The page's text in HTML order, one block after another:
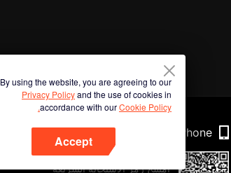
By using the website, you are agreeing to our
Privacy Policyand the use of cookies in
accordance with ourCookie Policy.
Accept
Phone
امسح رمز الاستجابة السريعة